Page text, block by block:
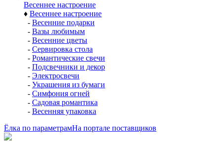
Весеннее настроение
♦ Весеннее настроение
- Весенние подарки
- Вазы любимым
- Весенние цветы
- Сервировка стола
- Романтические свечи
- Подсвечники и декор
- Электросвечи
- Украшения из бумаги
- Симфония огней
- Садовая романтика
- Весенняя упаковка
Ёлка по параметрамНа портале поставщиков